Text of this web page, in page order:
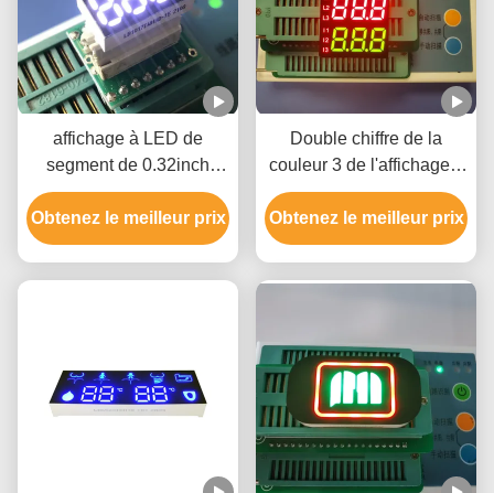
affichage à LED de
segment de 0.32inch
120mcd sept ROHS pour
la puissance
Obtenez le meilleur prix
Double chiffre de la
couleur 3 de l'affichage à
LED de segment de la
taille 7 de la rangée
8.6mm deux
Obtenez le meilleur prix